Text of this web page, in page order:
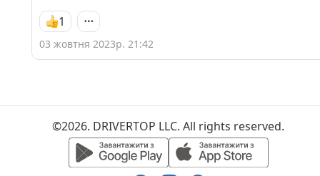
1
03 жовтня 2023р. 21:42
©2026. DRIVERTOP LLC. All rights reserved.